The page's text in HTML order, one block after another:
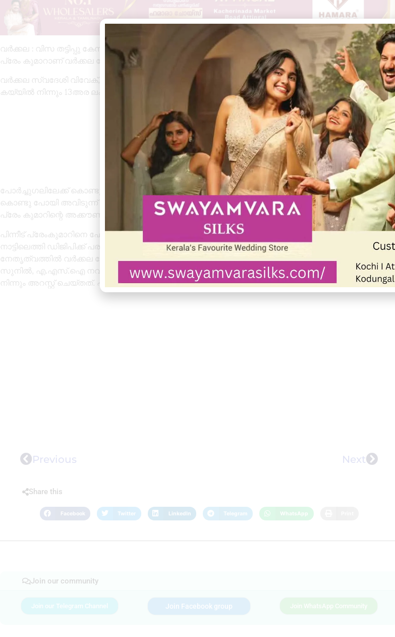
വർക്കല : വിസ തട്ടിപ്പു കേസിൽ ഒരാളെ വർക്കല പോലീസ് അറസ്റ്റ് ചെയ്തു. തമിഴ്നാട് ഈറോഡ് സ്വദേശി
പ്രേം കുമാറാണ് വർക്കല പോലീസിന്റെ പിടിയിലായത്.
വർക്കല സ്വദേശി വിവേക്, കടയ്ക്കാവൂർ സ്വദേശി വിഷ്ണു, മൂങ്ങോട് സ്വദേശി അബിൻ എന്നിവരുടെ
കയ്യിൽ നിന്നും 13അര ലക്ഷം രൂപ തട്ടിയെടുത്ത കേസിലാണ് പ്രതി അറസ്റ്റിലായത്.
പോർച്ചുഗലിലേക്ക് കൊണ്ടുപോകാമെന്ന് പറഞ്ഞാണ് പണം തട്ടിയത്. ഇവരെ ആദ്യം അർമേനിയയിലേക്ക്
കൊണ്ടു പോയി അവിടുന്ന് പോർച്ചുഗലിലേക്ക് പോകാൻ അഞ്ച് ലക്ഷം രൂപ വീണ്ടും ആവശ്യപ്പെട്ടു. അവർ
പ്രേം കുമാറിന്റെ അക്കൗണ്ടിലേക്ക് പണം അയച്ചു നൽകുകയായിരുന്നു.
പിന്നീട് പ്രേംകുമാറിനെ ഫോണിൽ ബന്ധപ്പെടാൻ ശ്രമിച്ചിട്ടും കിട്ടാതായതിനെ തുടർന്നാണ് ഇവർ
നാട്ടിലെത്തി ഡിജിപിക്ക് പരാതി നൽകിയത്. പരാതിയുടെ അടിസ്ഥാനത്തിൽ ഡിവൈഎസ്പിയുടെ
നേതൃത്വത്തിൽ വർക്കല പോലീസ് ഐ.എസ്.എച്ച്.ഒ ഗോപകുമാർ, എസ്.ഐ ശ്യാം, ഗ്രേഡ് എസ്‌ഐ
സുനിൽ, എ.എസ്.ഐ നവാസ്, എസ്.സി.പി.ഒ മുരളീധരൻ പിള്ള എന്നിവർ ചേർന്നാണ് പ്രതിയെ തമിഴ്നാട്ടിൽ
നിന്നും അറസ്റ്റ് ചെയ്തത്. പ്രതിയെ കോടതിയിൽ ഹാജരാക്കി റിമാൻഡ് ചെയ്തു.
Previous Next
Share this
Facebook Twitter LinkedIn Telegram WhatsApp
Join our community
Join our Telegram Channel Join Facebook group Join WhatsApp Community